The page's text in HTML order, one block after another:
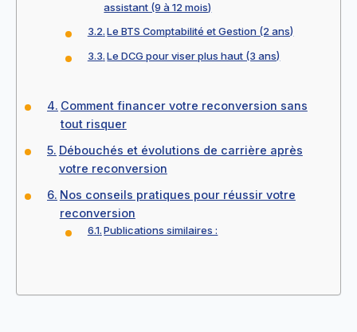
assistant (9 à 12 mois)
Le BTS Comptabilité et Gestion (2 ans)
Le DCG pour viser plus haut (3 ans)
Comment financer votre reconversion sans
tout risquer
Débouchés et évolutions de carrière après
votre reconversion
Nos conseils pratiques pour réussir votre
reconversion
Publications similaires :